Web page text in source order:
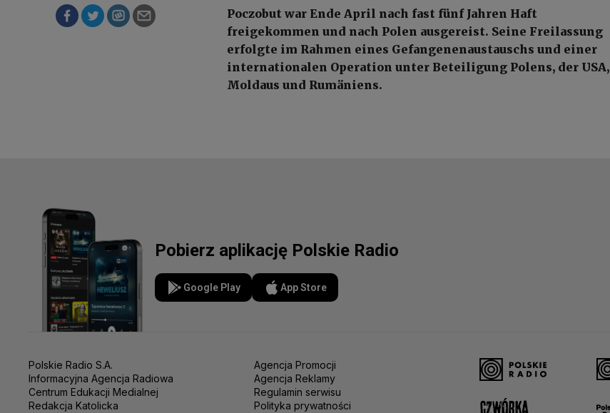
Poczobut war Ende April nach fast fünf Jahren Haft
freigekommen und nach Polen ausgereist. Seine Freilassung
erfolgte im Rahmen eines Gefangenenaustauschs und einer
internationalen Operation unter Beteiligung Polens, der USA,
Moldaus und Rumäniens.
Pobierz aplikację Polskie Radio
Google Play App Store
Polskie Radio S.A.
Informacyjna Agencja Radiowa
Centrum Edukacji Medialnej
Redakcja Katolicka
Agencja Promocji
Agencja Reklamy
Regulamin serwisu
Polityka prywatności